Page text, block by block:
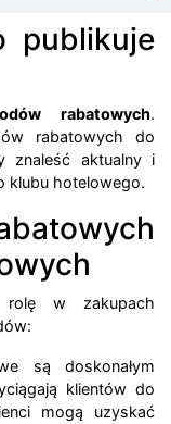
publikuje
rabatowych.
rabatowych do
znaleść aktualny i
klubu hotelowego.
w zakupach
są doskonałym
klientów do
mogą uzyskać